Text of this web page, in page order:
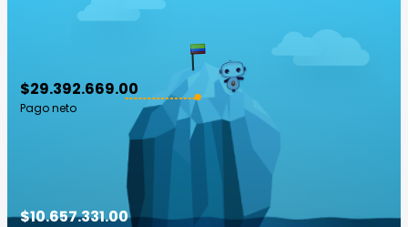
$29.392.669.00
Pago neto
$10.657.331.00